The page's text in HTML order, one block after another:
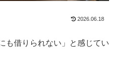
2026.06.18
も借りられない」と感じてい